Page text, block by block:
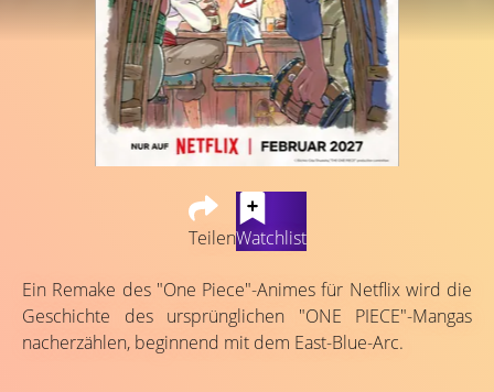
TeilenWatchlist
Ein Remake des "One Piece"-Animes für Netflix wird die
Geschichte des ursprünglichen "ONE PIECE"-Mangas
nacherzählen, beginnend mit dem East-Blue-Arc.